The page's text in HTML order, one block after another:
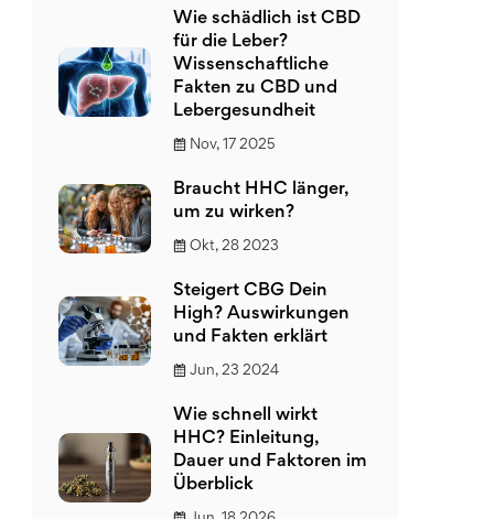
Wie schädlich ist CBD
für die Leber?
Wissenschaftliche
Fakten zu CBD und
Lebergesundheit
Nov, 17 2025
Braucht HHC länger,
um zu wirken?
Okt, 28 2023
Steigert CBG Dein
High? Auswirkungen
und Fakten erklärt
Jun, 23 2024
Wie schnell wirkt
HHC? Einleitung,
Dauer und Faktoren im
Überblick